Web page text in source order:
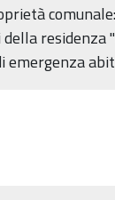
residenza
emergenza